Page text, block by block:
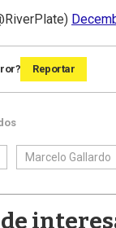
Reportar
Marcelo Gallardo